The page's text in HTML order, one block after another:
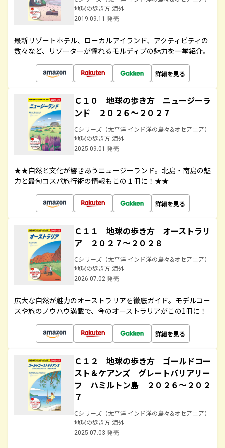
地球の歩き方 海外
2019.09.11 発売
最新リゾートホテル、ローカルアイランド、アクティビティの
数々など、リゾーターが憧れるモルディブの魅力を一挙紹介。
詳細を見る
Ｃ１０ 地球の歩き方 ニュージーラ
ンド ２０２６～２０２７
Cシリーズ（太平洋 インド洋の島々&オセアニア）
地球の歩き方 海外
2025.09.01 発売
★★自然と文化が響きあうニュージーランド。北島・南島の魅
力と最旬コスパ旅行術の情報もこの１冊に！★★
詳細を見る
Ｃ１１ 地球の歩き方 オーストラリ
ア ２０２７～２０２８
Cシリーズ（太平洋 インド洋の島々&オセアニア）
地球の歩き方 海外
2026.07.02 発売
広大な自然が魅力のオーストラリアを徹底ガイド。モデルコー
スや旅のノウハウ満載で、今のオーストラリアがこの1冊に！
詳細を見る
Ｃ１２ 地球の歩き方 ゴールドコー
スト＆ケアンズ グレートバリアリー
フ ハミルトン島 ２０２６～２０２
７
Cシリーズ（太平洋 インド洋の島々&オセアニア）
地球の歩き方 海外
2025.07.03 発売